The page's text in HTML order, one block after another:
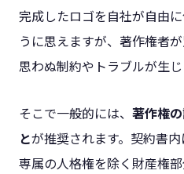
完成したロゴを自社が自由
うに思えますが、著作権者
思わぬ制約やトラブルが生じ
そこで一般的には、 著作権
とが推奨されます。契約書
専属の人格権を除く財産権